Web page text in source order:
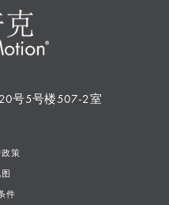
号5号楼507-2室
策
件